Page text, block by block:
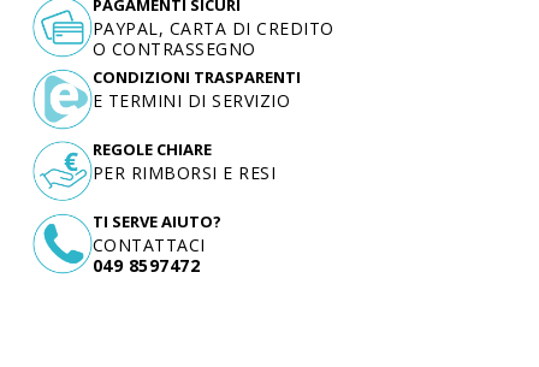
TI SERVE AIUTO?
CONTATTACI
049 8597472
PAYPAL, CARTA DI CREDITO
O CONTRASSEGNO
CONDIZIONI TRASPARENTI
E TERMINI DI SERVIZIO
REGOLE CHIARE
PER RIMBORSI E RESI